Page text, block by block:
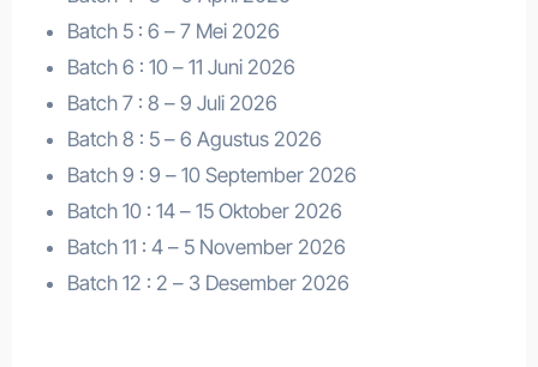
Batch 5 : 6 – 7 Mei 2026
Batch 6 : 10 – 11 Juni 2026
Batch 7 : 8 – 9 Juli 2026
Batch 8 : 5 – 6 Agustus 2026
Batch 9 : 9 – 10 September 2026
Batch 10 : 14 – 15 Oktober 2026
Batch 11 : 4 – 5 November 2026
Batch 12 : 2 – 3 Desember 2026